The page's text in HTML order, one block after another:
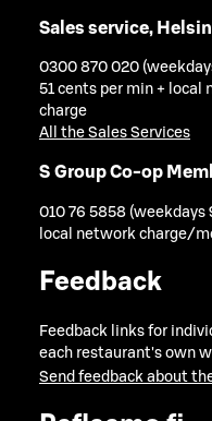
Sales service,
0300 870 020
51 cents per min + local
charge
All the Sales Services
S Group Co-op
010 76 5858 (weekdays
local network charge/
Feedback
Feedback links for
each restaurant's own
Send feedback about